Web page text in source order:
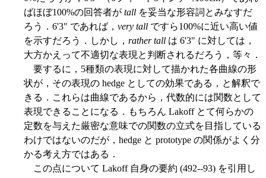
ばほぼ100%の回答者が tall を妥当な形容詞とみなすだ
ろう．6'3" であれば， very tall ですら100%に近い高い値
を示すだろう．しかし， rather tall は 6'3" に対しては，
大方かえって不適切な表現と判断されるだろう，等々．
要するに，5種類の表現に対して描かれた各曲線の形
状が，その表現の hedge としての効果である，と解釈で
きる．これらは曲線であるから，代数的には関数として
表現できることになる．もちろん Lakoff とて何らかの
定数を与えた厳密な意味での関数の立式を目指している
わけではないのだが，hedge と prototype の関係がよく分
かる考え方ではある．
この点について Lakoff 自身の要約 (492--93) を引用し